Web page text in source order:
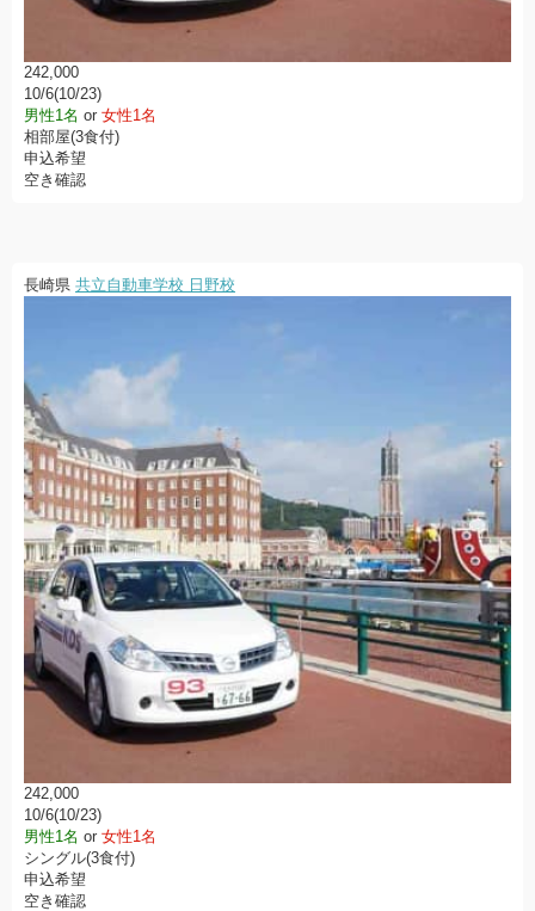
242,000
10/6(10/23)
男性1名 or 女性1名
相部屋(3食付)
申込希望
空き確認
長崎県 共立自動車学校 日野校
242,000
10/6(10/23)
男性1名 or 女性1名
シングル(3食付)
申込希望
空き確認